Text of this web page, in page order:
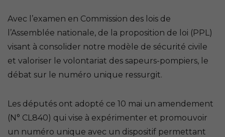
Avec l’examen en Commission des lois de
l’Assemblée nationale, de la proposition de loi (PPL)
visant à consolider notre modèle de sécurité civile
et valoriser le volontariat des sapeurs-pompiers, le
débat sur le numéro unique ressurgit.
Les députés ont adopté ce 10 mai un amendement
(N° CL840) qui vise à expérimenter et promouvoir
un numéro unique avec un dispositif permettant